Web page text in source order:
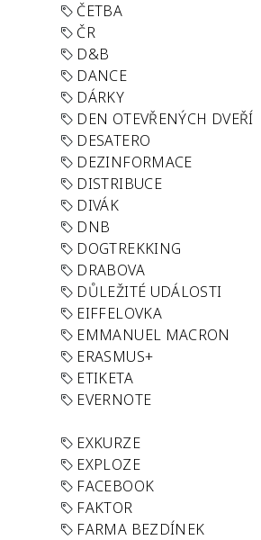
ČETBA
ČR
D&B
DANCE
DÁRKY
DEN OTEVŘENÝCH DVEŘÍ
DESATERO
DEZINFORMACE
DISTRIBUCE
DIVÁK
DNB
DOGTREKKING
DRABOVA
DŮLEŽITÉ UDÁLOSTI
EIFFELOVKA
EMMANUEL MACRON
ERASMUS+
ETIKETA
EVERNOTE
EXKURZE
EXPLOZE
FACEBOOK
FAKTOR
FARMA BEZDÍNEK